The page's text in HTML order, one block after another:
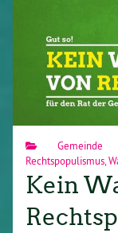
Gemeinde
Rechtspopulismus,
Kein